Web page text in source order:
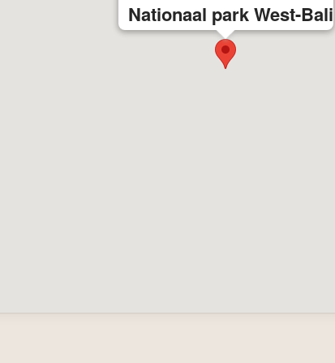
Nationaal park West-Bali